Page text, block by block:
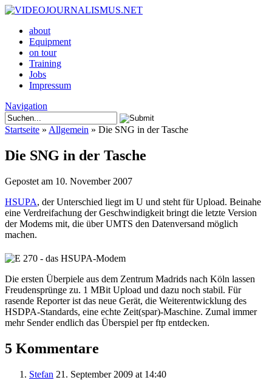
about
Equipment
on tour
Training
Jobs
Impressum
Navigation
Startseite » Allgemein » Die SNG in der Tasche
Die SNG in der Tasche
Gepostet am 10. November 2007
HSUPA, der Unterschied liegt im U und steht für Upload. Beinahe
eine Verdreifachung der Geschwindigkeit bringt die letzte Version
der Modems mit, die über UMTS den Datenversand möglich
machen.
Die ersten Überpiele aus dem Zentrum Madrids nach Köln lassen
Freudensprünge zu. 1 MBit Upload und dazu noch stabil. Für
rasende Reporter ist das neue Gerät, die Weiterentwicklung des
HSDPA-Standards, eine echte Zeit(spar)-Maschine. Zumal immer
mehr Sender endlich das Überspiel per ftp entdecken.
5 Kommentare
Stefan 21. September 2009 at 14:40